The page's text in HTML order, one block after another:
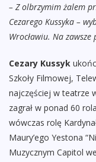
– Z olbrzymim żalem
Cezarego Kussyka –
Wrocławiu. Na zawsze
Cezary Kussyk
Szkoły Filmowej,
najczęściej w teatrze
zagrał w ponad 60
wówczas rolę
Maury’ego Yestona
Muzycznym Capitol